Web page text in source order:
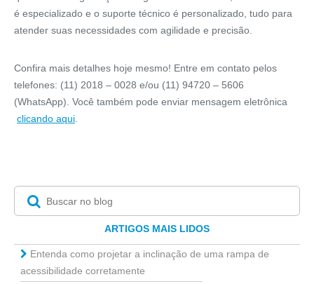
é especializado e o suporte técnico é personalizado, tudo para
atender suas necessidades com agilidade e precisão.
Confira mais detalhes hoje mesmo! Entre em contato pelos
telefones: (11) 2018 – 0028 e/ou (11) 94720 – 5606
(WhatsApp). Você também pode enviar mensagem eletrônica
clicando aqui
ARTIGOS MAIS LIDOS
Entenda como projetar a inclinação de uma rampa de
acessibilidade corretamente